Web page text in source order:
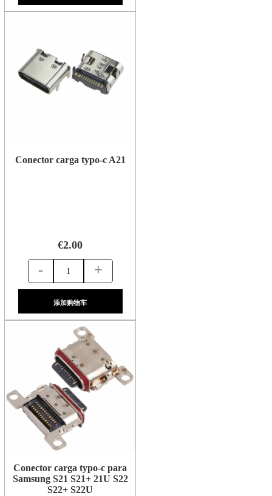
Conector carga typo-c A21
€2.00
- +
添加购物车
Conector carga typo-c para
Samsung S21 S21+ 21U S22
S22+ S22U